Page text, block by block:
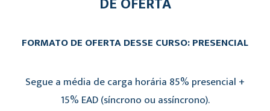
FORMATO DE OFERTA DESSE CURSO: PRESENCIAL
Segue a média de carga horária 85% presencial +
15% EAD (síncrono ou assíncrono).